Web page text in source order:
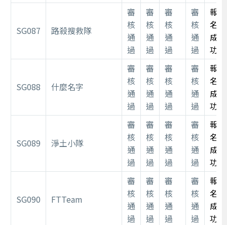
SG087 路殺搜救隊
審
核
通
過
審
核
通
過
審
核
通
過
審
核
通
過
報
名
成
功
SG088 什麼名字
審
核
通
過
審
核
通
過
審
核
通
過
審
核
通
過
報
名
成
功
SG089 淨土小隊
審
核
通
過
審
核
通
過
審
核
通
過
審
核
通
過
報
名
成
功
SG090 FTTeam
審
核
通
過
審
核
通
過
審
核
通
過
審
核
通
過
報
名
成
功